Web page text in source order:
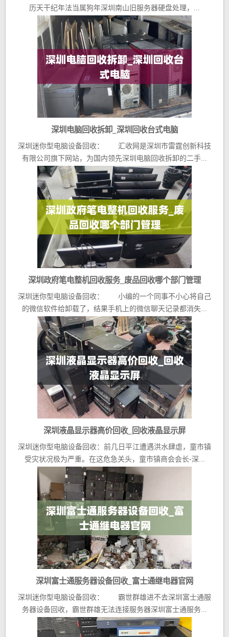
历天干纪年法当属狗年深圳南山旧服务器硬盘处理，...
深圳电脑回收拆卸_深圳回收台式电脑
深圳迷你型电脑设备回收： 汇收网是深圳市雷霆创新科技
有限公司旗下网站，为国内领先深圳电脑回收拆卸的二手...
深圳政府笔电整机回收服务_废品回收哪个部门管理
深圳迷你型电脑设备回收： 小编的一个同事不小心将自己
的微信软件给卸载了，结果手机上的微信聊天记录都消失...
深圳液晶显示器高价回收_回收液晶显示屏
深圳迷你型电脑设备回收：前几日平江遭遇洪水肆虐，童市镇
受灾状况极为严重。在这危急关头，童市镇商会会长-深...
深圳富士通服务器设备回收_富士通继电器官网
深圳迷你型电脑设备回收： 霸世群雄进不去深圳富士通服
务器设备回收，霸世群雄无法连接服务器深圳富士通服务...